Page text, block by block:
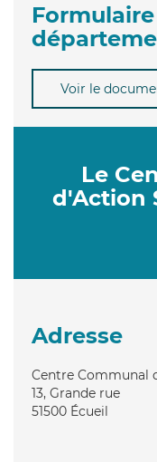
Voir le
Le
d'Action
Adresse
Centre Communal
13, Grande rue
51500 Écueil